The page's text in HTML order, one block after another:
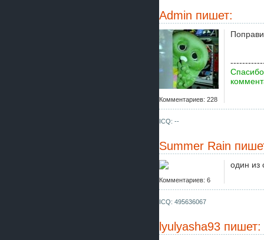
Admin пишет:
Комментариев: 228
ICQ: --
Summer Rain
Комментариев: 6
один из
ICQ: 495636067
lyulyasha93 пишет: